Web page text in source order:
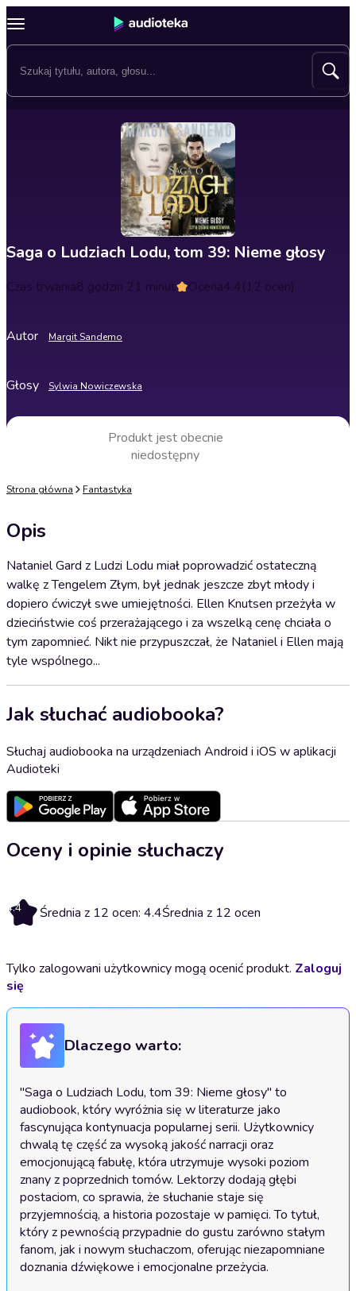
Saga o Ludziach Lodu, tom 39: Nieme głosy
Czas trwania8 godzin 21 minut Ocena4.4(12 ocen)
Autor Margit Sandemo
Głosy Sylwia Nowiczewska
Produkt jest obecnie
niedostępny
Strona główna Fantastyka
Opis
Nataniel Gard z Ludzi Lodu miał poprowadzić ostateczną
walkę z Tengelem Złym, był jednak jeszcze zbyt młody i
dopiero ćwiczył swe umiejętności. Ellen Knutsen przeżyła w
dzieciństwie coś przerażającego i za wszelką cenę chciała o
tym zapomnieć. Nikt nie przypuszczał, że Nataniel i Ellen mają
tyle wspólnego...
Jak słuchać audiobooka?
Słuchaj audiobooka na urządzeniach Android i iOS w aplikacji
Audioteki
Oceny i opinie słuchaczy
4.4 Średnia z 12 ocen: 4.4Średnia z 12 ocen
Tylko zalogowani użytkownicy mogą ocenić produkt. Zaloguj
się
Dlaczego warto:
"Saga o Ludziach Lodu, tom 39: Nieme głosy" to
audiobook, który wyróżnia się w literaturze jako
fascynująca kontynuacja popularnej serii. Użytkownicy
chwalą tę część za wysoką jakość narracji oraz
emocjonującą fabułę, która utrzymuje wysoki poziom
znany z poprzednich tomów. Lektorzy dodają głębi
postaciom, co sprawia, że słuchanie staje się
przyjemnością, a historia pozostaje w pamięci. To tytuł,
który z pewnością przypadnie do gustu zarówno stałym
fanom, jak i nowym słuchaczom, oferując niezapomniane
doznania dźwiękowe i emocjonalne przeżycia.